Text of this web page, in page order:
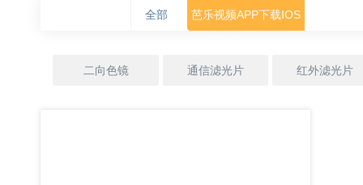
全部 芭乐视频APP下载IOS
二向色镜 通信滤光片 红外滤光片